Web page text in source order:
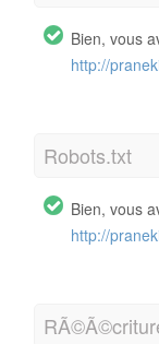
Bien, vous
http://
Robots.txt
Bien, vous
http://